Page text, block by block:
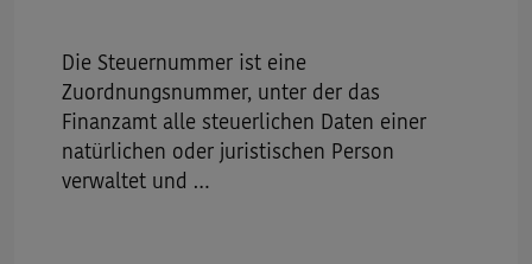
Die Steuernummer ist eine
Zuordnungsnummer, unter der das
Finanzamt alle steuerlichen Daten einer
natürlichen oder juristischen Person
verwaltet und …